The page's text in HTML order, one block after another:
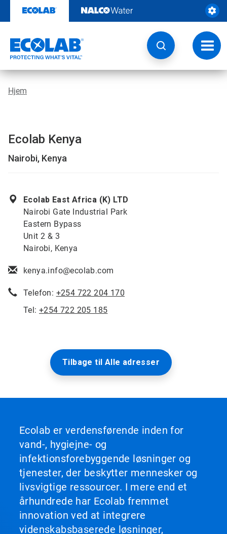
indhold
Skift
Hjem
Ecolab Kenya
Nairobi, Kenya
Ecolab East Africa (K) LTD
Nairobi Gate Industrial Park
Eastern Bypass
Unit 2 & 3
Nairobi, Kenya
kenya.info@ecolab.com
Telefon: +254 722 204 170
Tel: +254 722 205 185
Tilbage til Alle adresser
Ecolab er verdensførende inden for
vand-, hygiejne- og
infektionsforebyggende løsninger og
tjenester, der beskytter mennesker og
livsvigtige ressourcer. I mere end et
århundrede har Ecolab fremmet
innovation ved at integrere
videnskabsbaserede løsninger,